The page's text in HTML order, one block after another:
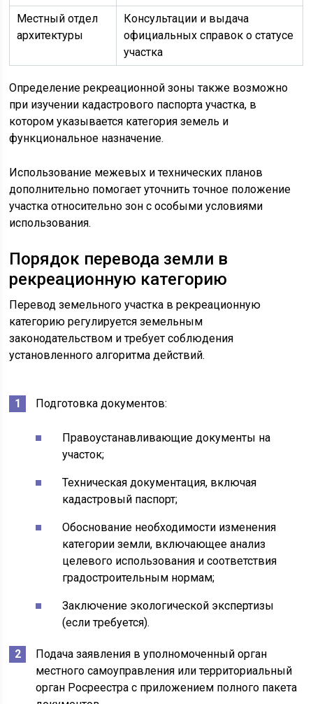
Местный отдел
архитектуры
Консультации и выдача
официальных справок о статусе
участка
Определение рекреационной зоны также возможно
при изучении кадастрового паспорта участка, в
котором указывается категория земель и
функциональное назначение.
Использование межевых и технических планов
дополнительно помогает уточнить точное положение
участка относительно зон с особыми условиями
использования.
Порядок перевода земли в
рекреационную категорию
Перевод земельного участка в рекреационную
категорию регулируется земельным
законодательством и требует соблюдения
установленного алгоритма действий.
Подготовка документов:
Правоустанавливающие документы на
участок;
Техническая документация, включая
кадастровый паспорт;
Обоснование необходимости изменения
категории земли, включающее анализ
целевого использования и соответствия
градостроительным нормам;
Заключение экологической экспертизы
(если требуется).
Подача заявления в уполномоченный орган
местного самоуправления или территориальный
орган Росреестра с приложением полного пакета